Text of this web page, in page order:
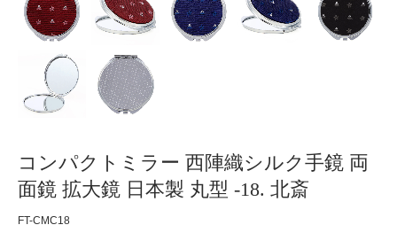
コンパクトミラー 西陣織シルク手鏡 両
面鏡 拡大鏡 日本製 丸型 -18. 北斎
FT-CMC18